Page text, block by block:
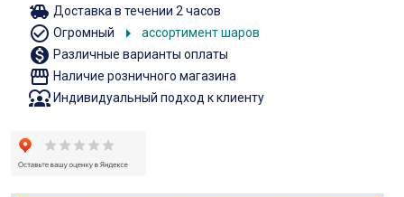
toys Доставка в течении 2 часов
check_circle_outline Огромный arrow_right ассортимент шаров
monetization_on Различные варианты оплаты
storefront Наличие розничного магазина
diversity_1Индивидуальный подход к клиенту